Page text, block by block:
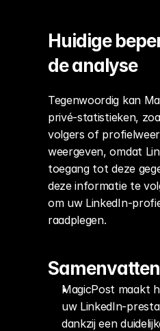
Huidige
de analyse
Tegenwoordig kan
privé-statistieken,
volgers of
weergeven, omdat
toegang tot deze
deze informatie te
om uw LinkedIn-
raadplegen.
MagicPost maakt
uw LinkedIn-
dankzij een